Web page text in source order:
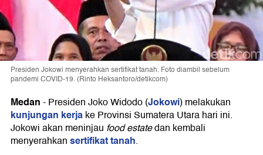
Presiden Jokowi menyerahkan sertifikat tanah. Foto diambil sebelum
pandemi COVID-19. (Rinto Heksantoro/detikcom)
Medan-Presiden Joko Widodo (Jokowi) melakukan
kunjungan kerjake Provinsi Sumatera Utara hari ini.
Jokowi akan meninjau food estatedan kembali
menyerahkansertifikat tanah.